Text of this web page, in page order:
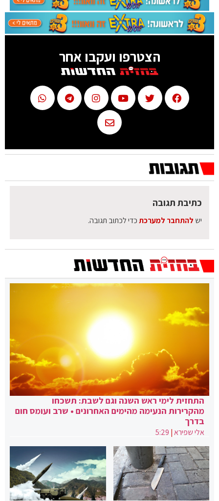
הצטרפו ועקבו אחר
כתיבת תגובה
יש להתחבר למערכתכדי לכתוב תגובה.
התחזית לימי ראש השנה וגם לשבת: תשכחו
מהקרירות הנעימה מהימים האחרונים • שרב ועומס חום
בדרך
אלי שפירא|
5:29